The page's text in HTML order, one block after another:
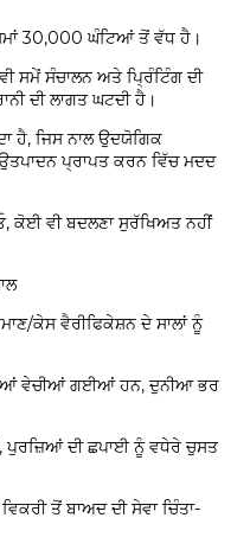
30,000 ਘੰਟਿਆਂ ਤੋਂ ਵੱਧ ਹੈ।
ਸਮੇਂ ਸੰਚਾਲਨ ਅਤੇ ਪ੍ਰਿੰਟਿੰਗ ਦੀ
ਦੀ ਲਾਗਤ ਘਟਦੀ ਹੈ।
ਹੈ, ਜਿਸ ਨਾਲ ਉਦਯੋਗਿਕ
ਪ੍ਰਾਪਤ ਕਰਨ ਵਿੱਚ ਮਦਦ
ਕੋਈ ਵੀ ਬਦਲਣਾ ਸੁਰੱਖਿਅਤ ਨਹੀਂ
ਕੇਸ ਵੈਰੀਫਿਕੇਸ਼ਨ ਦੇ ਸਾਲਾਂ ਨੂੰ
ਵੇਚੀਆਂ ਗਈਆਂ ਹਨ, ਦੁਨੀਆ ਭਰ
ਪੁਰਜ਼ਿਆਂ ਦੀ ਛਪਾਈ ਨੂੰ ਵਧੇਰੇ ਚੁਸਤ
ਤੋਂ ਬਾਅਦ ਦੀ ਸੇਵਾ ਚਿੰਤਾ-